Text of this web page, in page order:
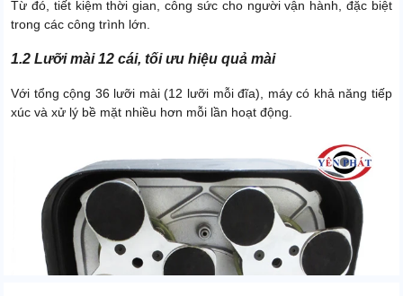
Từ đó, tiết kiệm thời gian, công sức cho người vận hành, đặc biệt
trong các công trình lớn.
1.2 Lưỡi mài 12 cái, tối ưu hiệu quả mài
Với tổng cộng 36 lưỡi mài (12 lưỡi mỗi đĩa), máy có khả năng tiếp
xúc và xử lý bề mặt nhiều hơn mỗi lần hoạt động.